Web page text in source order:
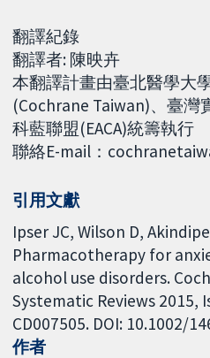
翻譯紀錄
翻譯者: 陳映卉
本翻譯計畫由臺北醫學大
(Cochrane Taiwan)、臺
科藍聯盟(EACA)統籌執行
聯絡E-mail：
引用文獻
Ipser JC, Wilson D,
Pharmacotherapy for
alcohol use disorders.
Systematic Reviews 2015,
CD007505. DOI: 10.1002/
作者